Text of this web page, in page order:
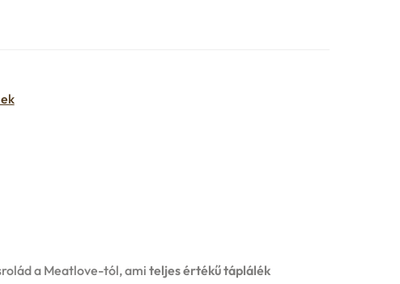
a Meatlove-tól, amiteljes értékű táplálék